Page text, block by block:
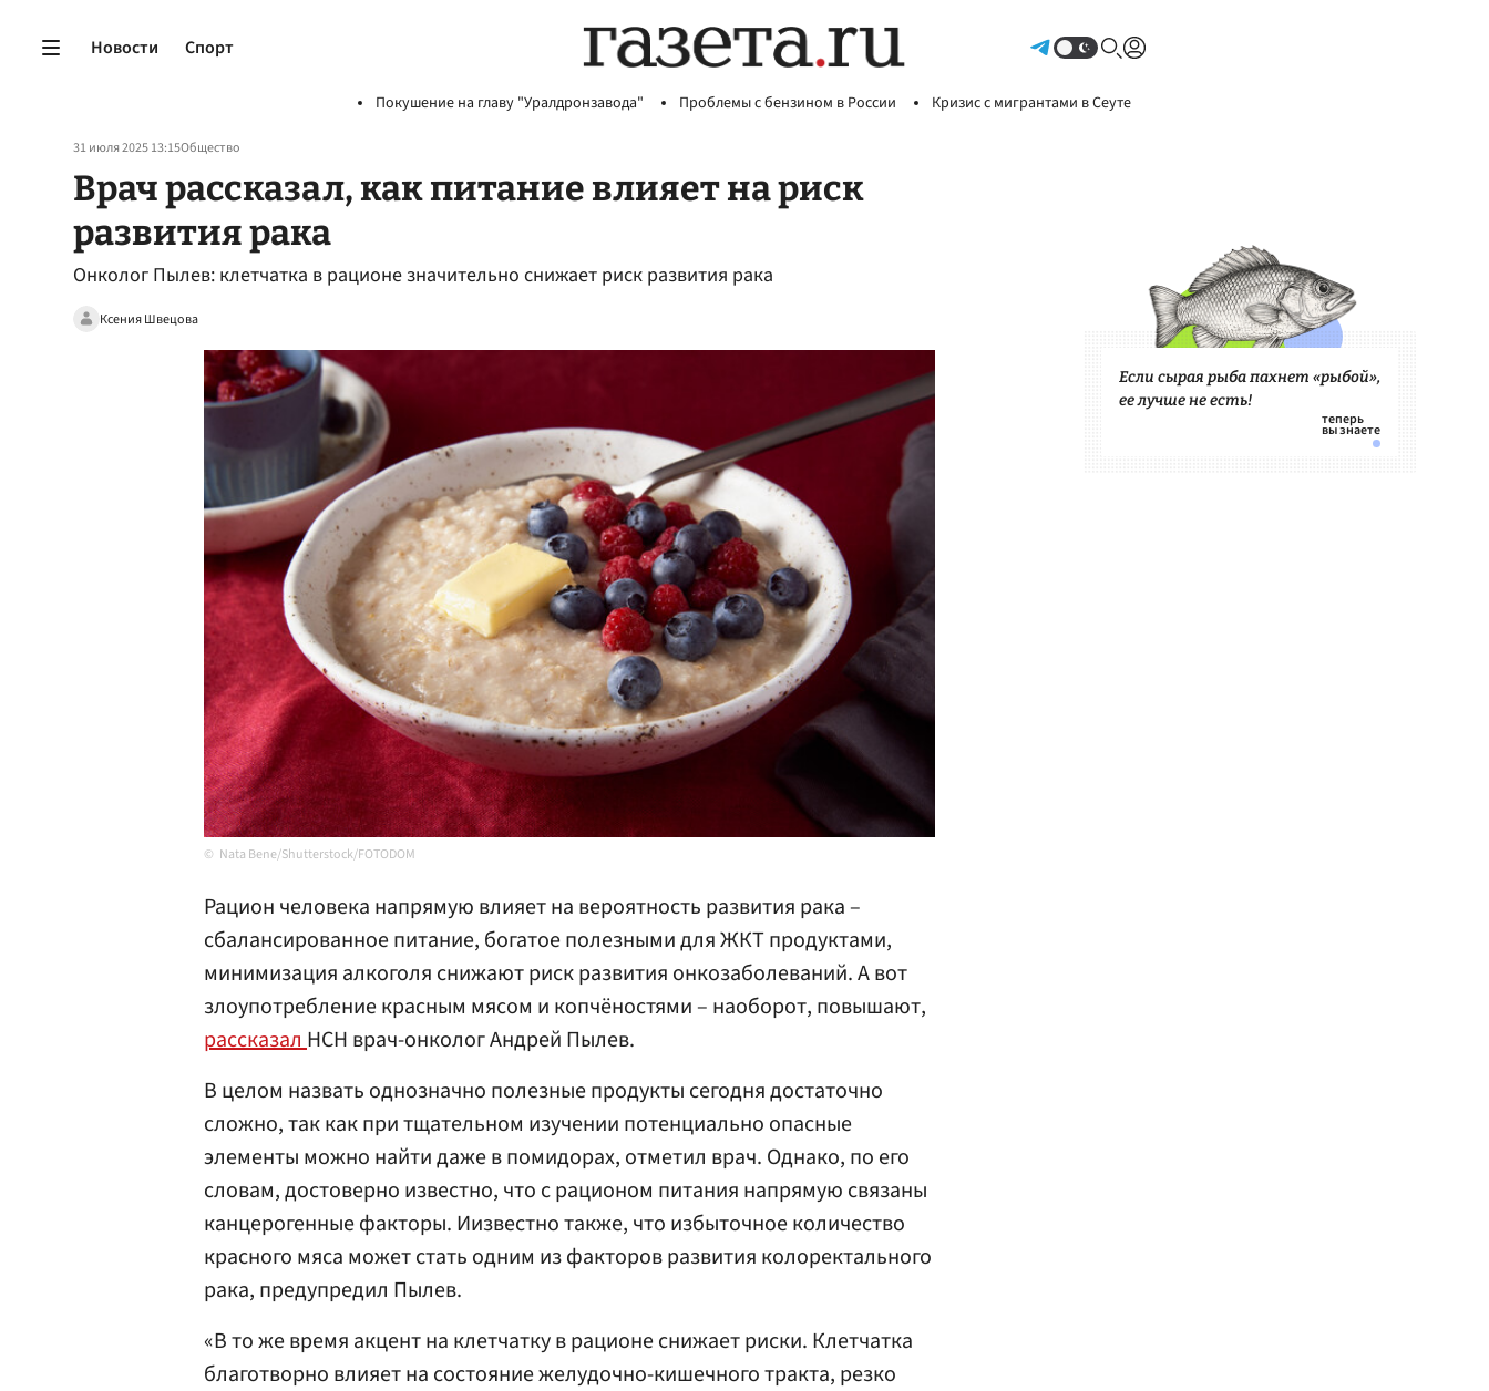
Новости Спорт
Покушение на главу "Уралдронзавода" Проблемы с бензином в России Кризис с мигрантами в Сеуте
31 июля 2025 13:15Общество
Врач рассказал, как питание влияет на риск
развития рака
Онколог Пылев: клетчатка в рационе значительно снижает риск развития рака
Ксения Швецова
Nata Bene/Shutterstock/FOTODOM
Рацион человека напрямую влияет на вероятность развития рака –
сбалансированное питание, богатое полезными для ЖКТ продуктами,
минимизация алкоголя снижают риск развития онкозаболеваний. А вот
злоупотребление красным мясом и копчёностями – наоборот, повышают,
рассказалНСН врач-онколог Андрей Пылев.
В целом назвать однозначно полезные продукты сегодня достаточно
сложно, так как при тщательном изучении потенциально опасные
элементы можно найти даже в помидорах, отметил врач. Однако, по его
словам, достоверно известно, что с рационом питания напрямую связаны
канцерогенные факторы. Иизвестно также, что избыточное количество
красного мяса может стать одним из факторов развития колоректального
рака, предупредил Пылев.
«В то же время акцент на клетчатку в рационе снижает риски. Клетчатка
благотворно влияет на состояние желудочно-кишечного тракта, резко
Если сырая рыба пахнет «рыбой»,
ее лучше не есть!